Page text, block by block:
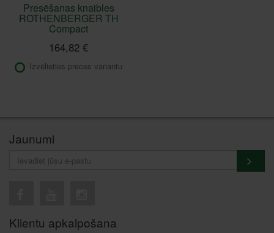
Presēšanas knaibles
ROTHENBERGER TH
Compact
164,82 €
Izvēlieties preces variantu
Jaunumi
Klientu apkalpošana